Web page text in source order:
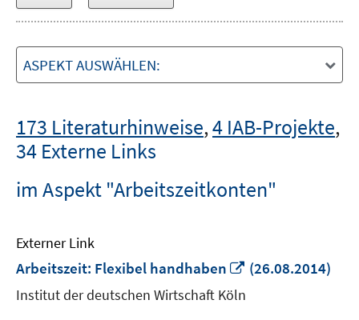
ASPEKT AUSWÄHLEN:
173 Literaturhinweise,4 IAB-Projekte,
34 Externe Links
im Aspekt "Arbeitszeitkonten"
Externer Link
Arbeitszeit: Flexibel handhaben
In
(26.08.2014)
Institut der deutschen Wirtschaft Köln